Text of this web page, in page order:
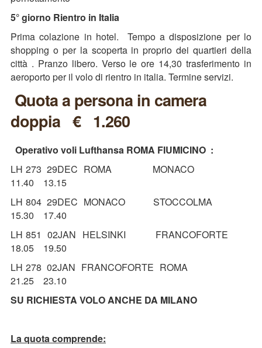
5° giorno Rientro in Italia
Prima colazione in hotel. Tempo a disposizione per lo
shopping o per la scoperta in proprio dei quartieri della
città . Pranzo libero. Verso le ore 14,30 trasferimento in
aeroporto per il volo di rientro in italia. Termine servizi.
Quota a persona in camera
doppia € 1.260
Operativo voli Lufthansa ROMA FIUMICINO :
LH 273 29DEC ROMA MONACO
11.40 13.15
LH 804 29DEC MONACO STOCCOLMA
15.30 17.40
LH 851 02JAN HELSINKI FRANCOFORTE
18.05 19.50
LH 278 02JAN FRANCOFORTE ROMA
21.25 23.10
SU RICHIESTA VOLO ANCHE DA MILANO
La quota comprende: